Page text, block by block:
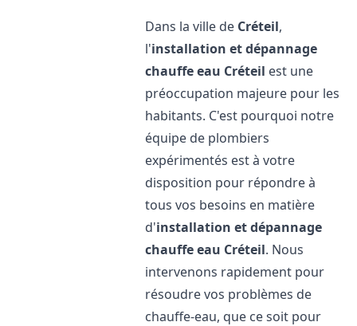
Dans la ville de Créteil,
l'installation et dépannage
chauffe eau Créteil est une
préoccupation majeure pour les
habitants. C'est pourquoi notre
équipe de plombiers
expérimentés est à votre
disposition pour répondre à
tous vos besoins en matière
d'installation et dépannage
chauffe eau Créteil. Nous
intervenons rapidement pour
résoudre vos problèmes de
chauffe-eau, que ce soit pour